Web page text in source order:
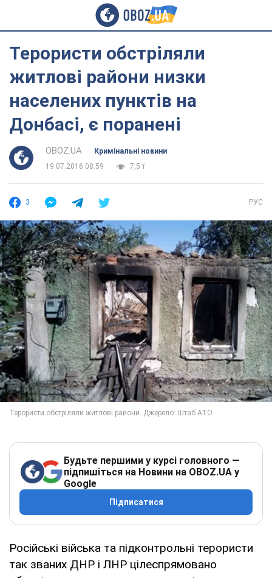
Терористи обстріляли
житлові райони низки
населених пунктів на
Донбасі, є поранені
OBOZ.UA
Кримінальні новини
19.07.2016 08:59
7,5 т.
3 РУС
Будьте першими у курсі головного —
підпишіться на Новини на OBOZ.UA у
Google
Підписатися
Російські війська та підконтрольні терористи
так званих ДНР і ЛНР цілеспрямовано